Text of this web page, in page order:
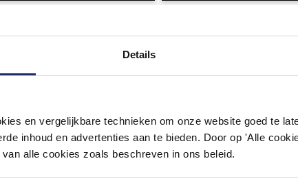
Details
en vergelijkbare technieken om onze website goed te
inhoud en advertenties aan te bieden. Door op 'Alle
alle cookies zoals beschreven in ons beleid.